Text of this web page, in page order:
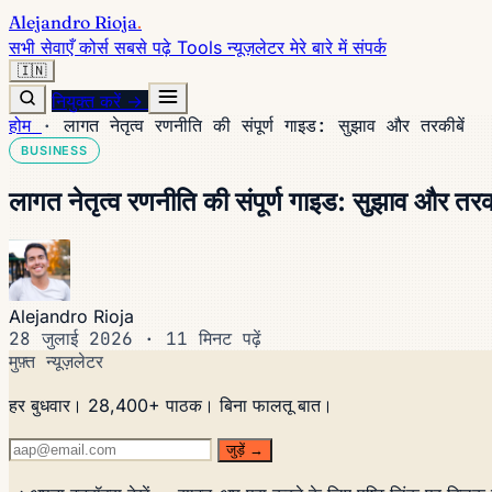
Alejandro Rioja.
सभी सेवाएँकोर्ससबसे पढ़े Toolsन्यूज़लेटरमेरे बारे मेंसंपर्क
🇮🇳
नियुक्त करें →
होम · लागत नेतृत्व रणनीति की संपूर्ण गाइड: सुझाव और तरकीबें
BUSINESS
लागत नेतृत्व रणनीति की संपूर्ण गाइड: सुझाव और
Alejandro Rioja
28 जुलाई 2026 ·
11 मिनट पढ़ें
मुफ़्त न्यूज़लेटर
हर बुधवार। 28,400+ पाठक। बिना फालतू बात।
जुड़ें →